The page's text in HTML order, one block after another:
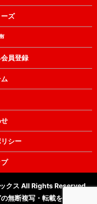
ズ
員登録
シー
クス All Rights Reserved.
無断複写・転載を禁じま